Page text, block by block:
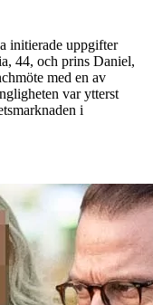
initierade uppgifter
44, och prins Daniel,
med en av
var ytterst
i